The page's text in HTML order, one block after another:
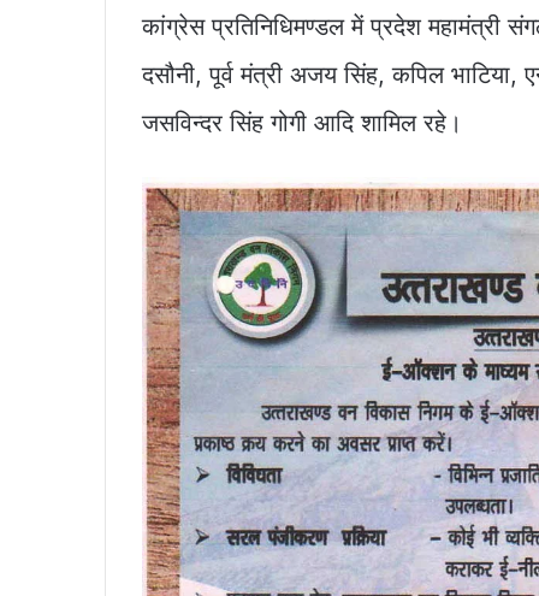
कांग्रेस प्रतिनिधिमण्डल में प्रदेश महामंत्री
दसौनी, पूर्व मंत्री अजय सिंह, कपिल
जसविन्दर सिंह गोगी आदि शामिल रहे।